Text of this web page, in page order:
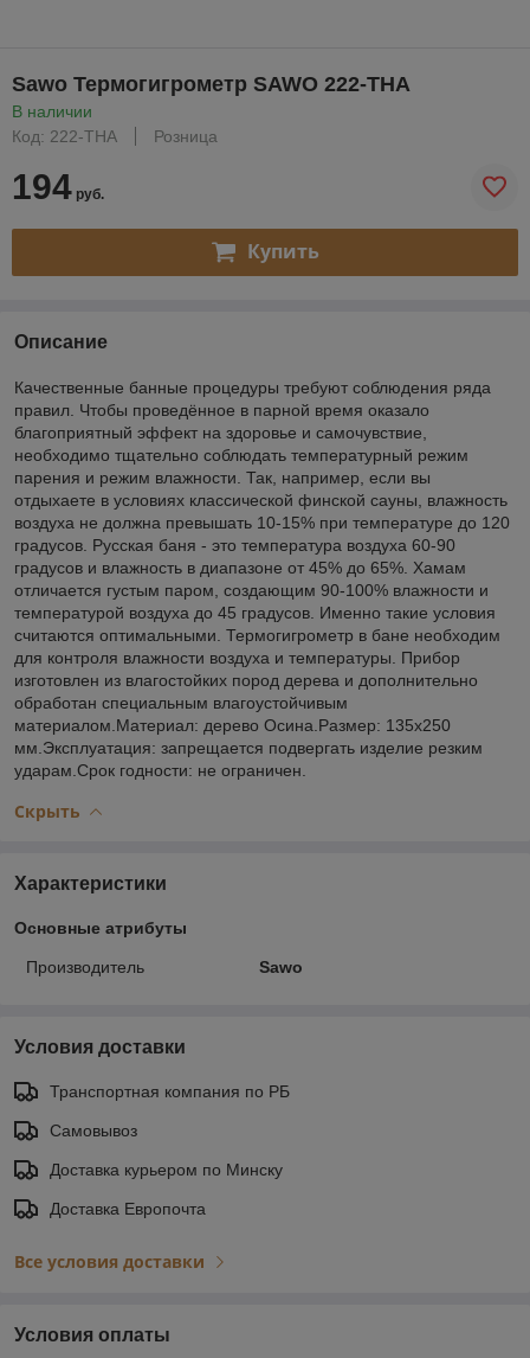
Sawo Термогигрометр SAWO 222-THА
В наличии
Код: 222-THА
Розница
194 руб.
Купить
Описание
Качественные банные процедуры требуют соблюдения ряда
правил. Чтобы проведённое в парной время оказало
благоприятный эффект на здоровье и самочувствие,
необходимо тщательно соблюдать температурный режим
парения и режим влажности. Так, например, если вы
отдыхаете в условиях классической финской сауны, влажность
воздуха не должна превышать 10-15% при температуре до 120
градусов. Русская баня - это температура воздуха 60-90
градусов и влажность в диапазоне от 45% до 65%. Хамам
отличается густым паром, создающим 90-100% влажности и
температурой воздуха до 45 градусов. Именно такие условия
считаются оптимальными. Термогигрометр в бане необходим
для контроля влажности воздуха и температуры. Прибор
изготовлен из влагостойких пород дерева и дополнительно
обработан специальным влагоустойчивым
материалом.Материал: дерево Осина.Размер: 135х250
мм.Эксплуатация: запрещается подвергать изделие резким
ударам.Срок годности: не ограничен.
Скрыть
Характеристики
Основные атрибуты
Производитель Sawo
Условия доставки
Транспортная компания по РБ
Самовывоз
Доставка курьером по Минску
Доставка Европочта
Все условия доставки
Условия оплаты